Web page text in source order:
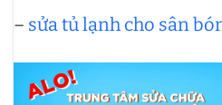
– sửa tủ lạnh cho sân